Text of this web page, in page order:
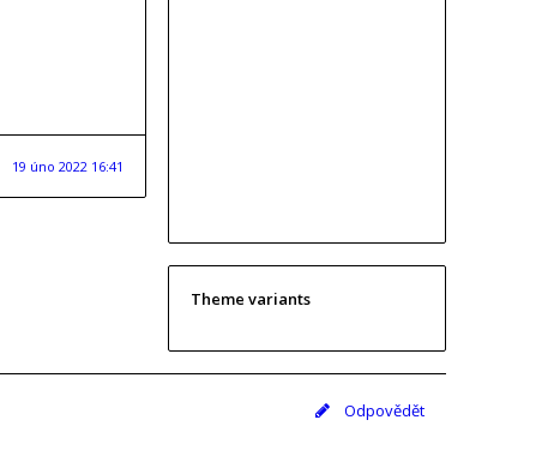
19 úno 2022 16:41
Theme variants
Odpovědět